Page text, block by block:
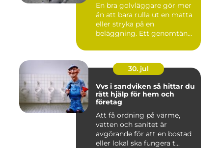
En bra golvläggare gör mer
än att bara rulla ut en matta
eller stryka på en
beläggning. Ett genomtän...
30. jul
Vvs i sandviken så hittar du
rätt hjälp för hem och
företag
Att få ordning på värme,
vatten och sanitet är
avgörande för att en bostad
eller lokal ska fungera t...